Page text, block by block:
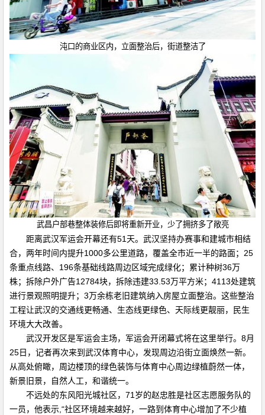
沌口的商业区内，立面整治后，街道整洁了
武昌户部巷整体装修后即将重新开业，少了拥挤多了敞亮
距离武汉军运会开幕还有51天。武汉坚持办赛事和建城市相结
合，两年时间内提升1000多公里道路，覆盖全市近一半的路面；25
条重点线路、196条基础线路周边区域完成绿化；累计种树36万
株；拆除户外广告12784块，拆除违建33.53万平方米；4113处建筑
进行景观照明提升；3万余栋老旧建筑纳入房屋立面整治。这些整治
工程让武汉的交通线更畅通、生态线更绿色、天际线更靓丽，民生
环境大大改善。
武汉开发区是军运会主场，军运会开闭幕式将在这里举行。8月
25日，记者再次来到武汉体育中心，发现周边沿街立面焕然一新。
从高处俯瞰，周边楼顶的绿色装饰与体育中心周边绿植蔚然一体，
新景旧景，自然人工，和谐统一。
不远处的东风阳光城社区，71岁的赵忠胜是社区志愿服务队的
一员，他表示,“社区环境越来越好，一路到体育中心增加了不少植